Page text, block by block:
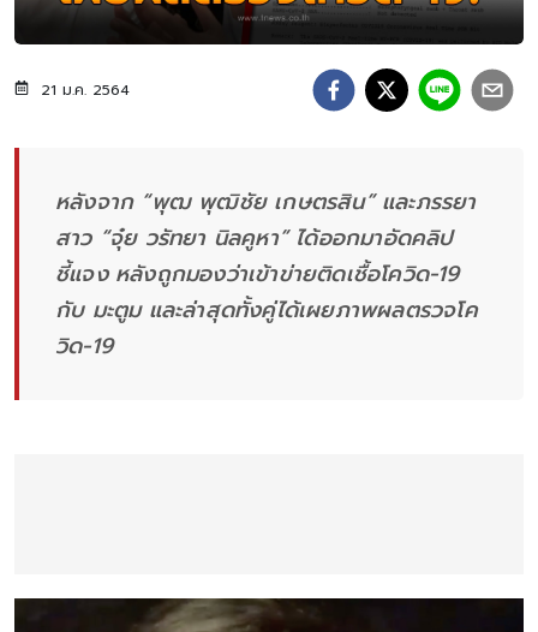
21 ม.ค. 2564
หลังจาก “พุฒ พุฒิชัย เกษตรสิน” และภรรยา
สาว “จุ๋ย วรัทยา นิลคูหา” ได้ออกมาอัดคลิป
ชี้แจง หลังถูกมองว่าเข้าข่ายติดเชื้อโควิด-19
กับ มะตูม และล่าสุดทั้งคู่ได้เผยภาพผลตรวจโค
วิด-19